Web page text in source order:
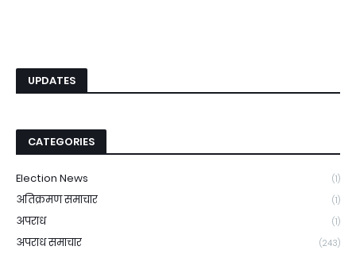
UPDATES
CATEGORIES
Election News (1)
अतिक्रमण समाचार (1)
अपराध (1)
अपराध समाचार (243)